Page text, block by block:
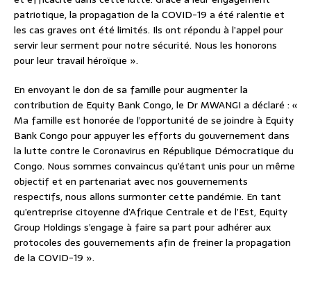
patriotique, la propagation de la COVID-19 a été ralentie et
les cas graves ont été limités. Ils ont répondu à l’appel pour
servir leur serment pour notre sécurité. Nous les honorons
pour leur travail héroïque ».
En envoyant le don de sa famille pour augmenter la
contribution de Equity Bank Congo, le Dr MWANGI a déclaré : «
Ma famille est honorée de l’opportunité de se joindre à Equity
Bank Congo pour appuyer les efforts du gouvernement dans
la lutte contre le Coronavirus en République Démocratique du
Congo. Nous sommes convaincus qu’étant unis pour un même
objectif et en partenariat avec nos gouvernements
respectifs, nous allons surmonter cette pandémie. En tant
qu’entreprise citoyenne d’Afrique Centrale et de l’Est, Equity
Group Holdings s’engage à faire sa part pour adhérer aux
protocoles des gouvernements afin de freiner la propagation
de la COVID-19 ».